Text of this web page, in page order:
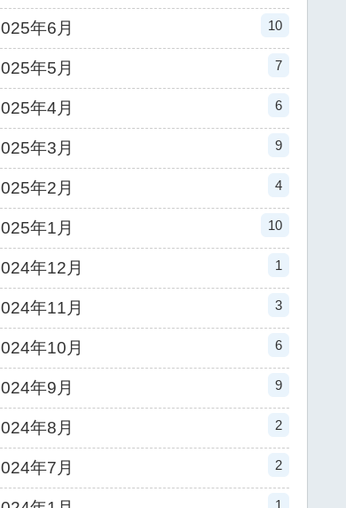
年6月 10
年5月 7
年4月 6
年3月 9
年2月 4
年1月 10
年12月 1
年11月 3
年10月 6
年9月 9
年8月 2
年7月 2
1